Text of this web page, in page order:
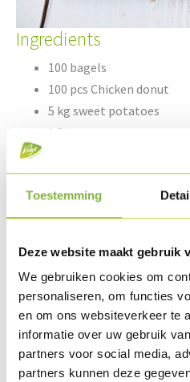
Toestemming
Deze website maakt gebruik
We gebruiken cookies om
personaliseren, om functies
en om ons websiteverkeer te
informatie over uw gebruik
partners voor social media,
partners kunnen deze
Ingredients
100 bagels
100 pcs Chicken donut
5 kg sweet potatoes
1.5 kg tomato
A few drops (to taste)
0.5 kg micro lettuce
Preparation
Roast the Chicken donut for
Wash the sweet potatoes and
at 180°C in a frying pan and